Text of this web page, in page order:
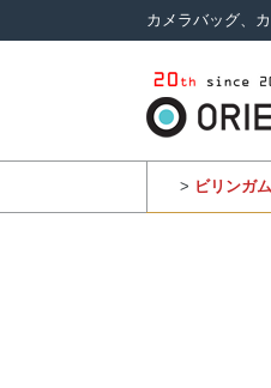
カメラバッグ、
> ビリンガム